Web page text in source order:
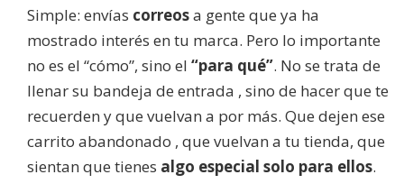
Simple: envías correosa gente que ya ha
mostrado interés en tu marca. Pero lo importante
no es el “cómo”, sino el “para qué”. No se trata de
llenar su bandeja de entrada , sino de hacer que te
recuerden y que vuelvan a por más. Que dejen ese
carrito abandonado , que vuelvan a tu tienda, que
sientan que tienes algo especial solo para ellos.